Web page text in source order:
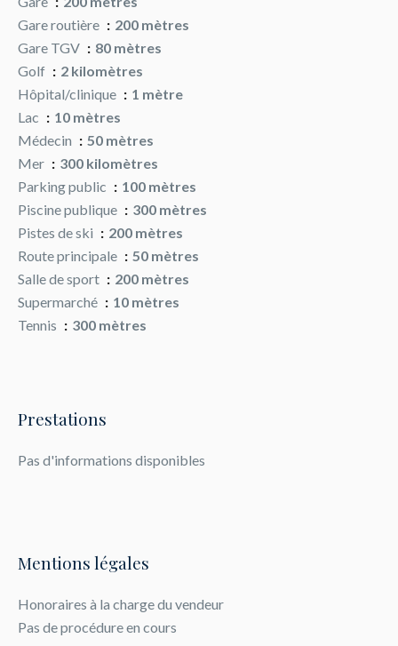
Gare routière
200 mètres
Gare TGV
80 mètres
Golf
2 kilomètres
Hôpital/clinique
1 mètre
Lac
10 mètres
Médecin
50 mètres
Mer
300 kilomètres
Parking public
100 mètres
Piscine publique
300 mètres
Pistes de ski
200 mètres
Route principale
50 mètres
Salle de sport
200 mètres
Supermarché
10 mètres
Tennis
300 mètres
Prestations
Pas d'informations disponibles
Mentions légales
Honoraires à la charge du vendeur
Pas de procédure en cours